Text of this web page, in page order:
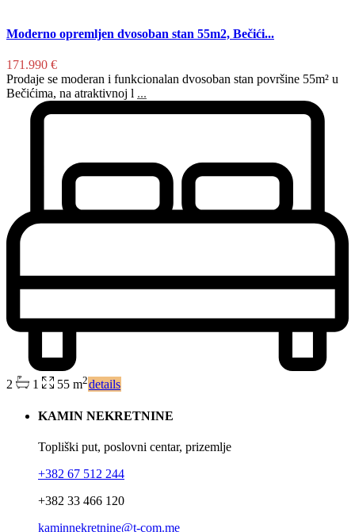
Moderno opremljen dvosoban stan 55m2, Bečići...
171.990 €
Prodaje se moderan i funkcionalan dvosoban stan površine 55m² u
Bečićima, na atraktivnoj l ...
2 1 55 m2details
KAMIN NEKRETNINE
Topliški put, poslovni centar, prizemlje
+382 67 512 244
+382 33 466 120
kaminnekretnine@t-com.me